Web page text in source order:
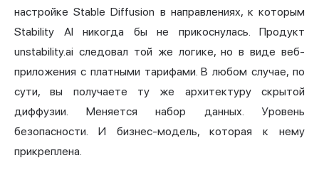
настройке Stable Diffusion в направлениях, к которым
Stability AI никогда бы не прикоснулась. Продукт
unstability.ai следовал той же логике, но в виде веб-
приложения с платными тарифами. В любом случае, по
сути, вы получаете ту же архитектуру скрытой
диффузии. Меняется набор данных. Уровень
безопасности. И бизнес-модель, которая к нему
прикреплена.